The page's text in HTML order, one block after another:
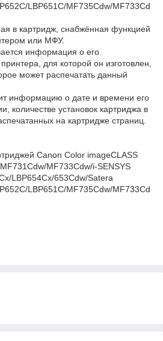
LBP651C/MF735Cdw/MF733Cd
в картридж, снабжённая функцией
или МФУ.
информация о его
для которой он изготовлен,
может распечатать данный
информацию о дате и времени его
количестве установок картриджа в
на картридже страниц.
Canon Color imageCLASS
MF733Cdw/i-SENSYS
LBP654Cx/653Cdw/Satera
LBP651C/MF735Cdw/MF733Cd